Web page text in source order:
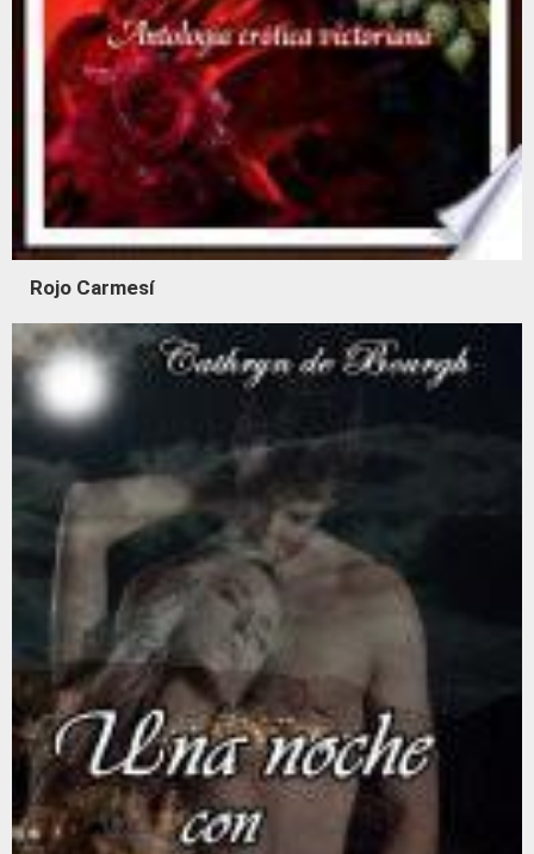
Rojo Carmesí